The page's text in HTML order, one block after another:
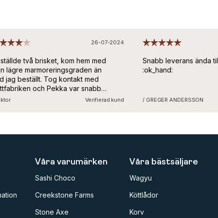
26-07-2024
två brisket, kom hem med
lägre marmoreringsgraden än
jag beställt. Tog kontakt med
och Pekka var snabb
att erkänna felet och
Verifierad kund
Snabb leverans ända
:ok_hand:
/ GREGER ANDERSSON
Våra varumärken
Sashi Choco
Creekstone Farms
Stone Axe
Våra bästsäljare
Wagyu
Köttlådor
Korv